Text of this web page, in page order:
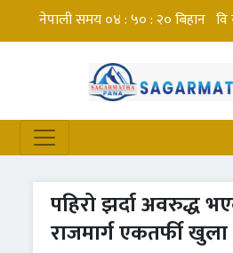
पहिरो झर्दा अवरुद्ध
राजमार्ग एकतर्फी खुला